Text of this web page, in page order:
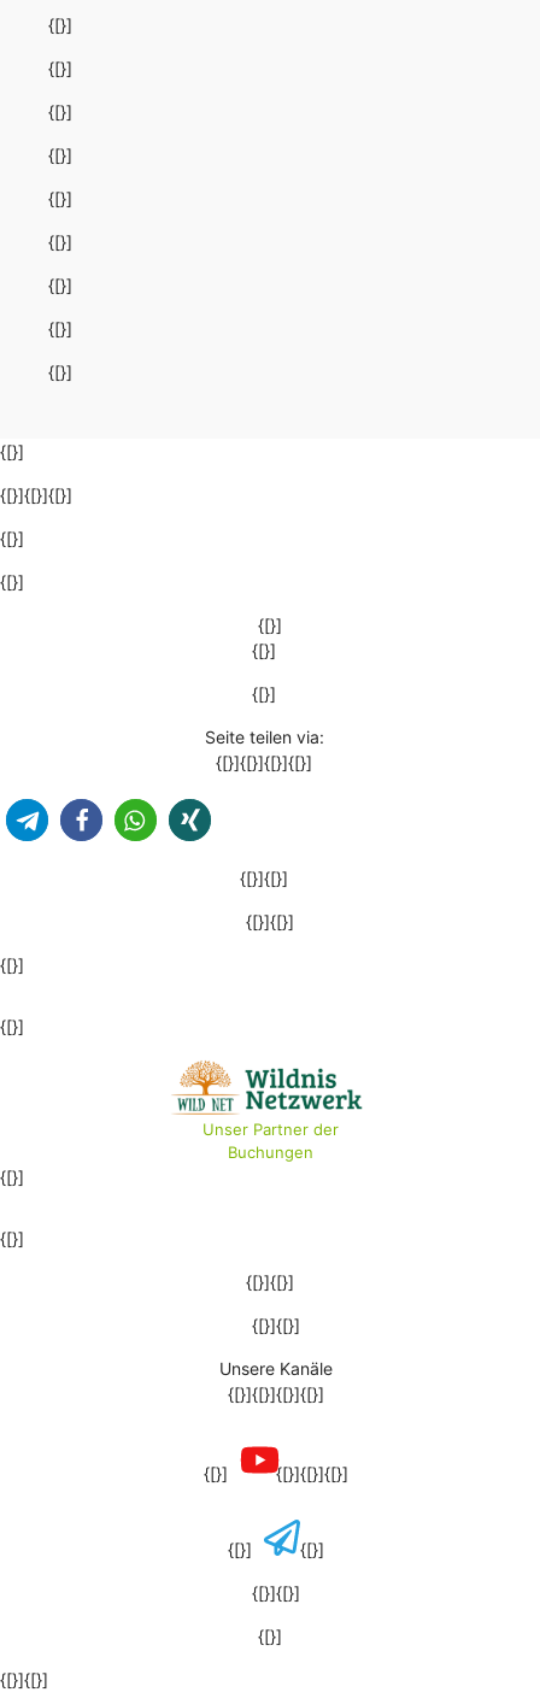
{[}]
{[}]
{[}]
{[}]
{[}]
{[}]
{[}]
{[}]
{[}]
{[}]
{[}]{[}]{[}]
{[}]
{[}]
{[}]
{[}]
{[}]
Seite teilen via:
{[}]{[}]{[}]{[}]
{[}]{[}]
{[}]{[}]
{[}]
{[}]
Unser Partner der
Buchungen
{[}]
{[}]
{[}]{[}]
{[}]{[}]
Unsere Kanäle
{[}]{[}]{[}]{[}]
{[}] {[}]{[}]{[}]
{[}] {[}]
{[}]{[}]
{[}]
{[}]{[}]